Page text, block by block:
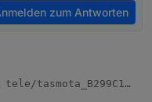
zum Antworten
tele/tasmota_B299C1/